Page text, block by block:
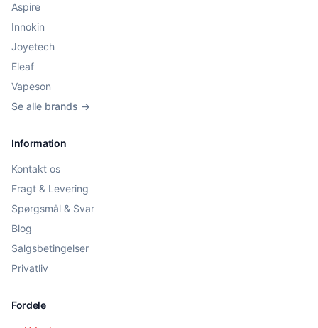
Aspire
Innokin
Joyetech
Eleaf
Vapeson
Se alle brands →
Information
Kontakt os
Fragt & Levering
Spørgsmål & Svar
Blog
Salgsbetingelser
Privatliv
Fordele